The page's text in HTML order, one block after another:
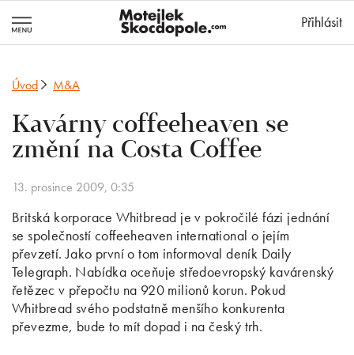
Přihlásit
Úvod M&A
Kavárny coffeeheaven se
změní na Costa Coffee
13. prosince 2009, 0:35
Britská korporace Whitbread je v pokročilé fázi jednání
se společností coffeeheaven international o jejím
převzetí. Jako první o tom informoval deník Daily
Telegraph. Nabídka oceňuje středoevropský kavárenský
řetězec v přepočtu na 920 milionů korun. Pokud
Whitbread svého podstatně menšího konkurenta
převezme, bude to mít dopad i na český trh.